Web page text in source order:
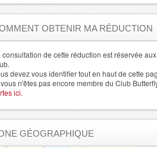
- 25000 , (fr)
- 27000 , (fr)
- 29000 , (fr)
- 3000 , (fr)
- 32000 , (fr)
- 34000 , (fr)
et Vilaine - 35000 , (fr)
OBTENIR MA RÉDUCTION
consultation de cette réduction est réservée
devez vous identifier tout en haut de cette
n'êtes pas encore membre du Club
ici.
GÉOGRAPHIQUE